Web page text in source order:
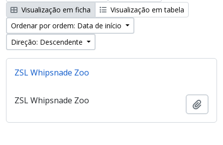
Visualização em ficha
Visualização em tabela
Ordenar por ordem: Data de início
Direção: Descendente
ZSL Whipsnade Zoo
ZSL Whipsnade Zoo